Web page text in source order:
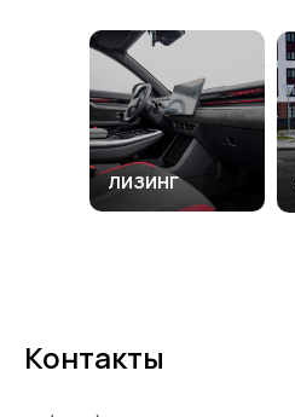
ЛИЗИНГ
Контакты